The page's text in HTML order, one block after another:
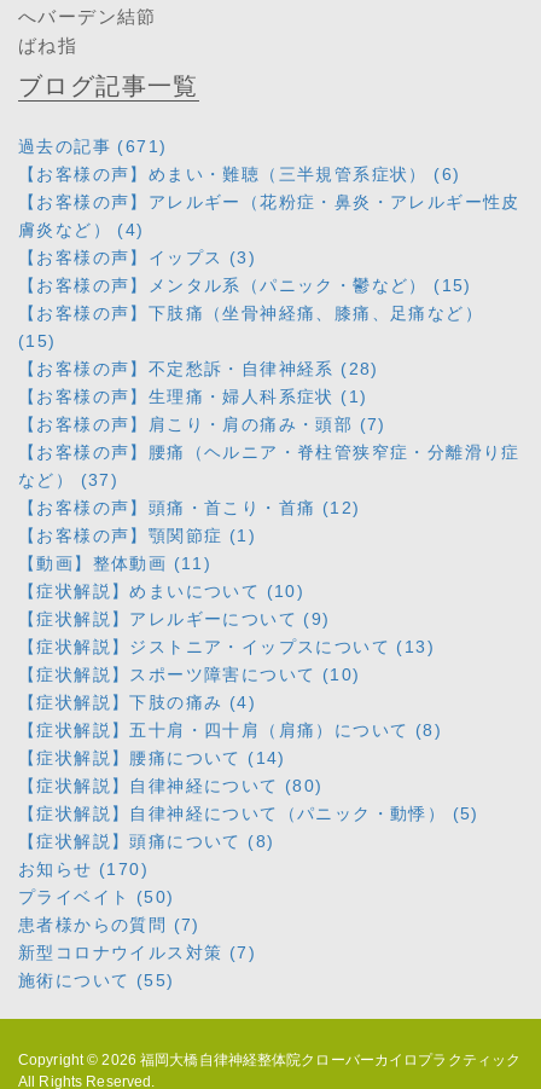
へバーデン結節
ばね指
ブログ記事一覧
過去の記事 (671)
【お客様の声】めまい・難聴（三半規管系症状） (6)
【お客様の声】アレルギー（花粉症・鼻炎・アレルギー性皮
膚炎など） (4)
【お客様の声】イップス (3)
【お客様の声】メンタル系（パニック・鬱など） (15)
【お客様の声】下肢痛（坐骨神経痛、膝痛、足痛など）
(15)
【お客様の声】不定愁訴・自律神経系 (28)
【お客様の声】生理痛・婦人科系症状 (1)
【お客様の声】肩こり・肩の痛み・頭部 (7)
【お客様の声】腰痛（ヘルニア・脊柱管狭窄症・分離滑り症
など） (37)
【お客様の声】頭痛・首こり・首痛 (12)
【お客様の声】顎関節症 (1)
【動画】整体動画 (11)
【症状解説】めまいについて (10)
【症状解説】アレルギーについて (9)
【症状解説】ジストニア・イップスについて (13)
【症状解説】スポーツ障害について (10)
【症状解説】下肢の痛み (4)
【症状解説】五十肩・四十肩（肩痛）について (8)
【症状解説】腰痛について (14)
【症状解説】自律神経について (80)
【症状解説】自律神経について（パニック・動悸） (5)
【症状解説】頭痛について (8)
お知らせ (170)
プライベイト (50)
患者様からの質問 (7)
新型コロナウイルス対策 (7)
施術について (55)
Copyright © 2026福岡大橋自律神経整体院クローバーカイロプラクティック
All Rights Reserved.